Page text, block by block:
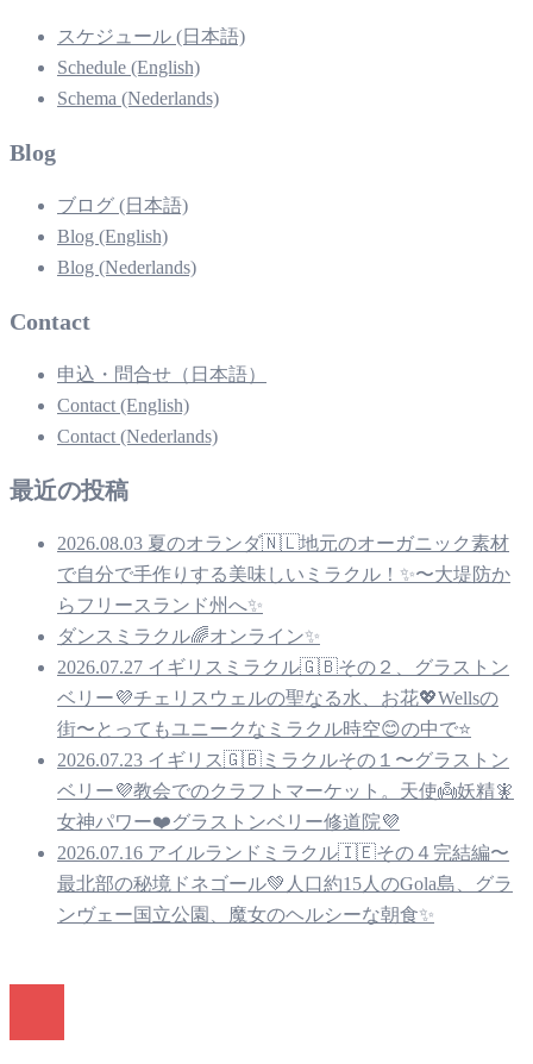
スケジュール (日本語)
Schedule (English)
Schema (Nederlands)
Blog
ブログ (日本語)
Blog (English)
Blog (Nederlands)
Contact
申込・問合せ（日本語）
Contact (English)
Contact (Nederlands)
最近の投稿
2026.08.03 夏のオランダ🇳🇱地元のオーガニック素材
で自分で手作りする美味しいミラクル！✨〜大堤防か
らフリースランド州へ✨
ダンスミラクル🌈オンライン✨
2026.07.27 イギリスミラクル🇬🇧その２、グラストン
ベリー💜チェリスウェルの聖なる水、お花💖Wellsの
街〜とってもユニークなミラクル時空😊の中で⭐️
2026.07.23 イギリス🇬🇧ミラクルその１〜グラストン
ベリー💜教会でのクラフトマーケット。天使👼妖精🧚
女神パワー❤️グラストンベリー修道院💜
2026.07.16 アイルランドミラクル🇮🇪その４完結編〜
最北部の秘境ドネゴール💚人口約15人のGola島、グラ
ンヴェー国立公園、魔女のヘルシーな朝食✨